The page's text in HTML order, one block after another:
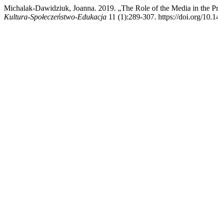
Michalak-Dawidziuk, Joanna. 2019. „The Role of the Media in the
Kultura-Społeczeństwo-Edukacja 11 (1):289-307. https://doi.org/